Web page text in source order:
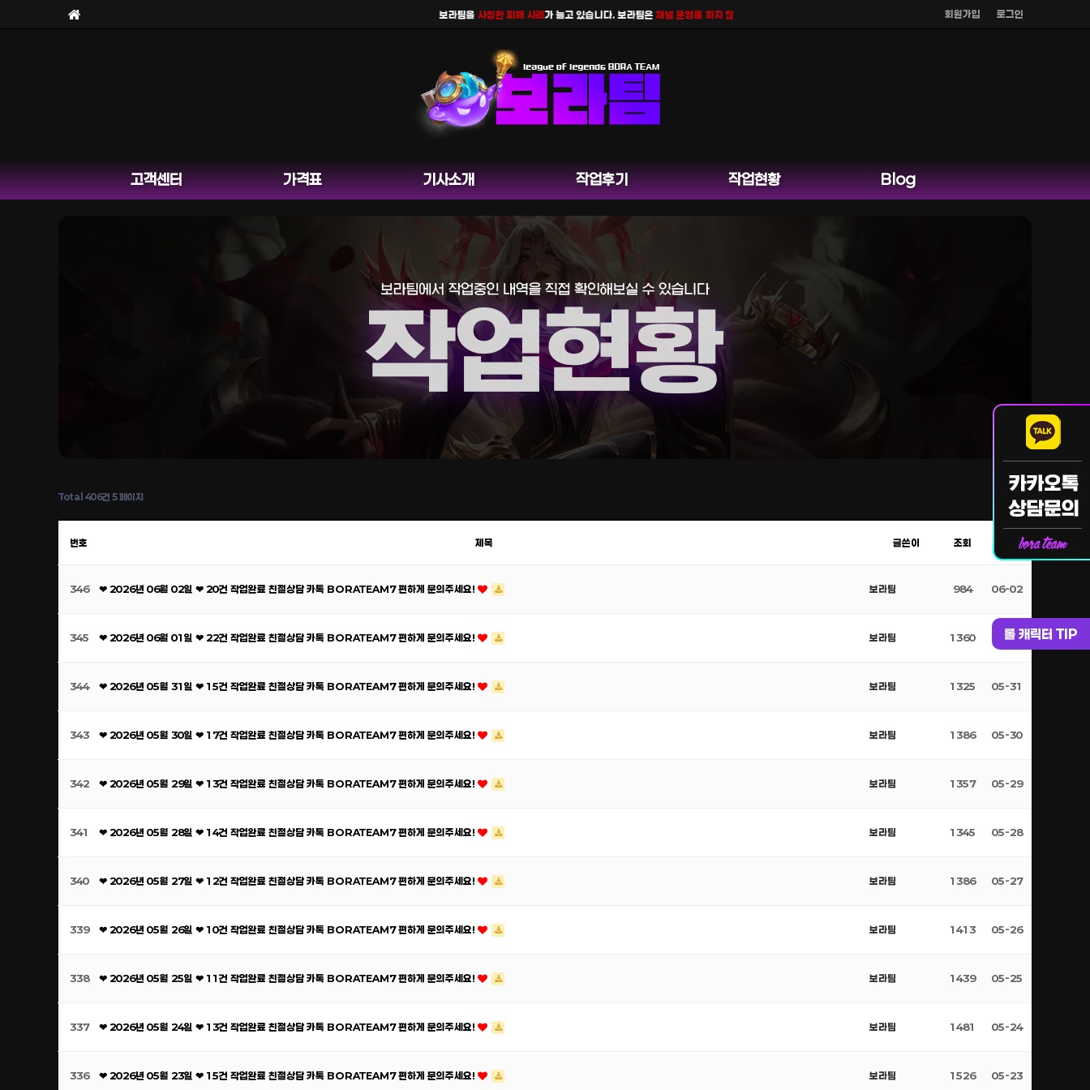
회원가입 로그인
보라팀을사칭한 피해 사례가 늘고 있습니다. 보라팀은채널 운영을 하지 않으며공식 홈페이지 카카오톡 외 다른 채팅은 운영하지 않습니다.
롤 캐릭터 TIP
고객센터 가격표 기사소개 작업후기 작업현황 Blog
Total 406건 5 페이지
번호 제목 글쓴이 조회
346 ❤ 2026년 06월 02일 ❤ 20건 작업완료 친절상담 카톡 BORATEAM7 편하게 문의주세요! 보라팀 984 06-02
345 ❤ 2026년 06월 01일 ❤ 22건 작업완료 친절상담 카톡 BORATEAM7 편하게 문의주세요! 보라팀 1360 06-01
344 ❤ 2026년 05월 31일 ❤ 15건 작업완료 친절상담 카톡 BORATEAM7 편하게 문의주세요! 보라팀 1325 05-31
343 ❤ 2026년 05월 30일 ❤ 17건 작업완료 친절상담 카톡 BORATEAM7 편하게 문의주세요! 보라팀 1386 05-30
342 ❤ 2026년 05월 29일 ❤ 13건 작업완료 친절상담 카톡 BORATEAM7 편하게 문의주세요! 보라팀 1357 05-29
341 ❤ 2026년 05월 28일 ❤ 14건 작업완료 친절상담 카톡 BORATEAM7 편하게 문의주세요! 보라팀 1345 05-28
340 ❤ 2026년 05월 27일 ❤ 12건 작업완료 친절상담 카톡 BORATEAM7 편하게 문의주세요! 보라팀 1386 05-27
339 ❤ 2026년 05월 26일 ❤ 10건 작업완료 친절상담 카톡 BORATEAM7 편하게 문의주세요! 보라팀 1413 05-26
338 ❤ 2026년 05월 25일 ❤ 11건 작업완료 친절상담 카톡 BORATEAM7 편하게 문의주세요! 보라팀 1439 05-25
337 ❤ 2026년 05월 24일 ❤ 13건 작업완료 친절상담 카톡 BORATEAM7 편하게 문의주세요! 보라팀 1481 05-24
336 ❤ 2026년 05월 23일 ❤ 15건 작업완료 친절상담 카톡 BORATEAM7 편하게 문의주세요! 보라팀 1526 05-23